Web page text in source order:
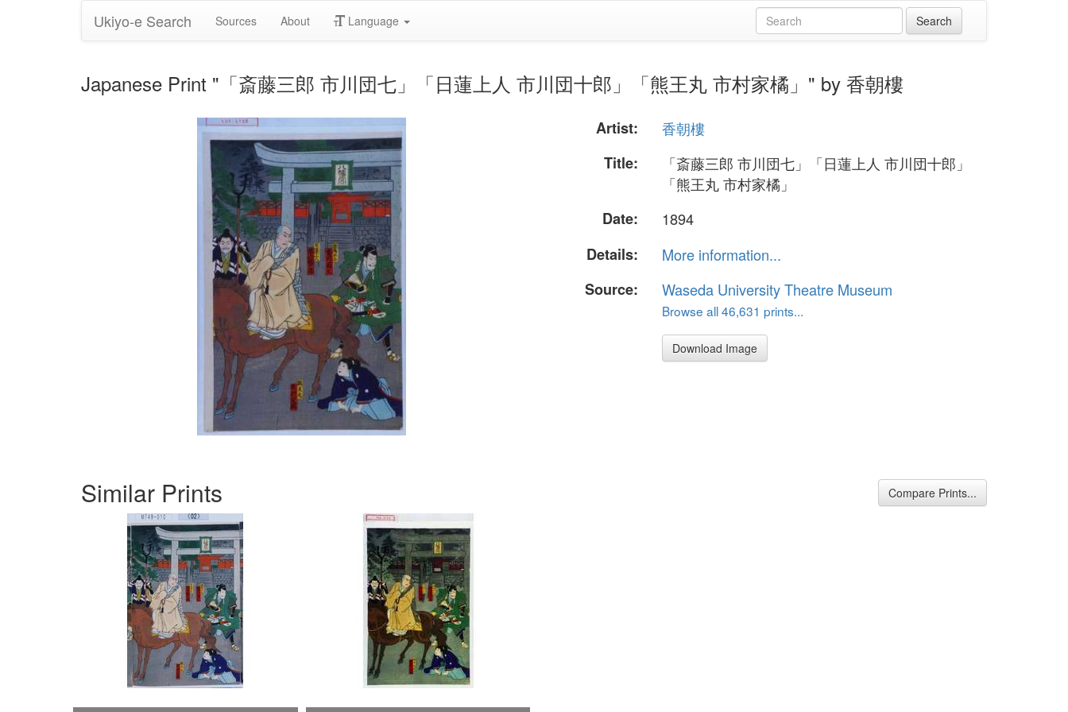
Ukiyo-e Search Sources About Language
Japanese Print "「斎藤三郎 市川団七」「日蓮上人 市川団十郎」「熊王丸 市村家橘」" by 香朝樓
Artist:
香朝樓
Title:
「斎藤三郎 市川団七」「日蓮上人 市川団十郎」
「熊王丸 市村家橘」
Date:
1894
Details:
More information...
Source:
Waseda University Theatre Museum
Browse all 46,631 prints...
Download Image
Similar Prints Compare Prints...